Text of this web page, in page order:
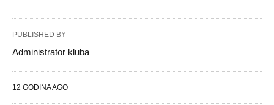
PUBLISHED BY
Administrator kluba
12 GODINA AGO